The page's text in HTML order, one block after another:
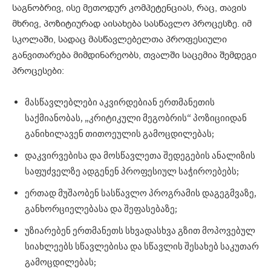
საგნობრივ, ისე მეთოდურ კომპეტენციას, რაც, თავის
მხრივ, პოზიტიურად აისახება სასწავლო პროცესზე. იმ
სკოლაში, სადაც მასწავლებელთა პროფესიული
განვითარება მიმდინარეობს, თვალში საცემია შემდეგი
პროცესები:
მასწავლებლები აკვირდებიან ერთმანეთის
საქმიანობას, „კრიტიკული მეგობრის“ პოზიციიდან
განიხილავენ თითოეულის გამოცდილებას;
დაკვირვებისა და მოსწავლეთა შედეგების ანალიზის
საფუძველზე ადგენენ პროფესიულ საჭიროებებს;
ერთად მუშაობენ სასწავლო პროგრამის დაგეგმვაზე,
განხორციელებასა და შეფასებაზე;
უზიარებენ ერთმანეთს სხვადასხვა გზით მოპოვებულ
სიახლეებს სწავლებისა და სწავლის შესახებ საკუთარ
გამოცდილებას;